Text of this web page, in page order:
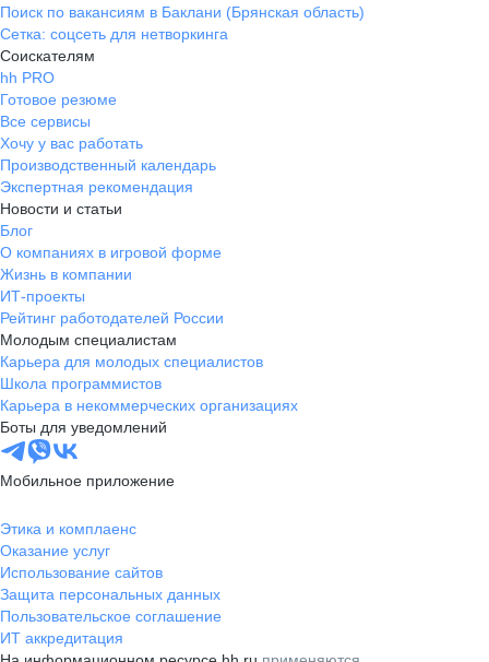
Поиск по вакансиям в Баклани (Брянская область)
Сетка: соцсеть для нетворкинга
Соискателям
hh PRO
Готовое резюме
Все сервисы
Хочу у вас работать
Производственный календарь
Экспертная рекомендация
Новости и статьи
Блог
О компаниях в игровой форме
Жизнь в компании
ИТ-проекты
Рейтинг работодателей России
Молодым специалистам
Карьера для молодых специалистов
Школа программистов
Карьера в некоммерческих организациях
Боты для уведомлений
Мобильное приложение
Этика и комплаенс
Оказание услуг
Использование сайтов
Защита персональных данных
Пользовательское соглашение
ИТ аккредитация